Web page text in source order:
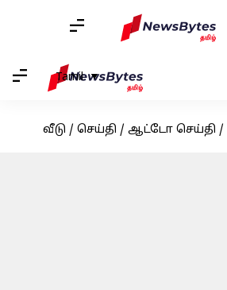
Tamil
வீடு / செய்தி / ஆட்டோ செய்தி /